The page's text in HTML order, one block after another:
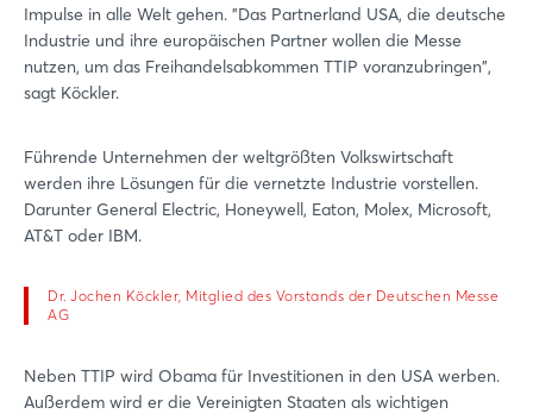
Impulse in alle Welt gehen. "Das Partnerland USA, die deutsche
Industrie und ihre europäischen Partner wollen die Messe
nutzen, um das Freihandelsabkommen TTIP voranzubringen",
sagt Köckler.
Führende Unternehmen der weltgrößten Volkswirtschaft
werden ihre Lösungen für die vernetzte Industrie vorstellen.
Darunter General Electric, Honeywell, Eaton, Molex, Microsoft,
AT&T oder IBM.
Dr. Jochen Köckler, Mitglied des Vorstands der Deutschen Messe
AG
Neben TTIP wird Obama für Investitionen in den USA werben.
Außerdem wird er die Vereinigten Staaten als wichtigen